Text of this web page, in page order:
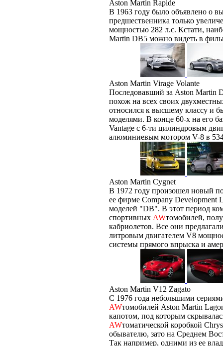
Aston Martin Rapide
В 1963 году было объявлено о
предшественника только
мощностью 282 л.с. Кстати,
Martin DB5 можно видеть в
Aston Martin Virage Volante
Последовавший за Aston Martin
похож на всех своих
относился к высшему классу и
моделями. В конце 60-х на его
Vantage c 6-ти цилиндровым
алюминиевым мотором V-8 в
Aston Martin Cygnet
В 1972 году произошел новый
ее фирме Company Development
моделей "DB". В этот период
спортивных AWтомобилей,
кабриолетов. Все они
литровым двигателем V8
системы прямого впрыска и
Aston Martin V12 Zagato
С 1976 года небольшими
AWтомобилей Aston Martin
капотом, под которым
AWтоматической коробкой
обывателю, зато на Среднем
Так например, одними из ее